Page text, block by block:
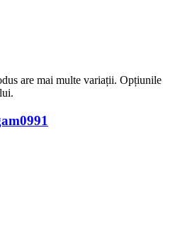
are mai multe variații. Opțiunile